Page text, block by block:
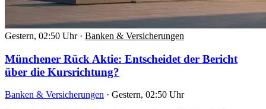
Gestern, 02:50 Uhr · Banken & Versicherungen
Münchener Rück Aktie: Entscheidet der Bericht
über die Kursrichtung?
Banken & Versicherungen · Gestern, 02:50 Uhr